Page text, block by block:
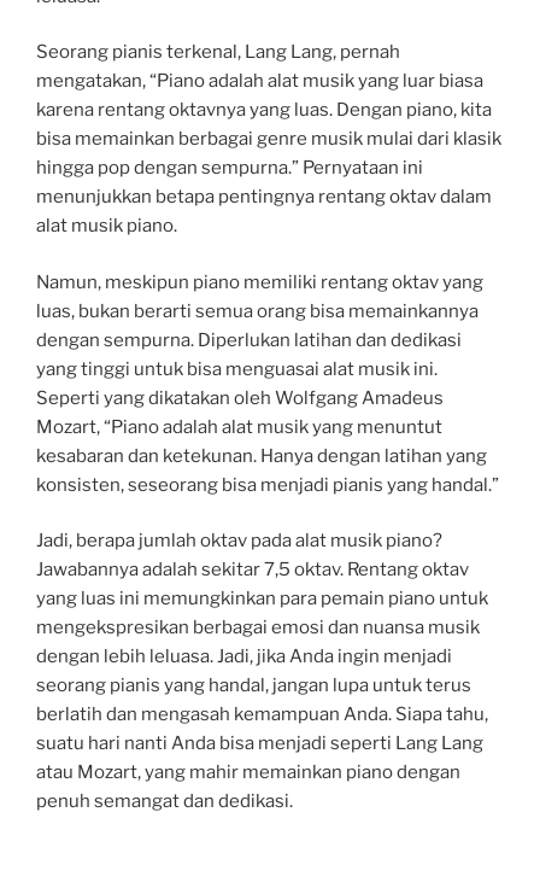
Seorang pianis terkenal, Lang Lang, pernah
mengatakan, “Piano adalah alat musik yang luar biasa
karena rentang oktavnya yang luas. Dengan piano, kita
bisa memainkan berbagai genre musik mulai dari klasik
hingga pop dengan sempurna.” Pernyataan ini
menunjukkan betapa pentingnya rentang oktav dalam
alat musik piano.
Namun, meskipun piano memiliki rentang oktav yang
luas, bukan berarti semua orang bisa memainkannya
dengan sempurna. Diperlukan latihan dan dedikasi
yang tinggi untuk bisa menguasai alat musik ini.
Seperti yang dikatakan oleh Wolfgang Amadeus
Mozart, “Piano adalah alat musik yang menuntut
kesabaran dan ketekunan. Hanya dengan latihan yang
konsisten, seseorang bisa menjadi pianis yang handal.”
Jadi, berapa jumlah oktav pada alat musik piano?
Jawabannya adalah sekitar 7,5 oktav. Rentang oktav
yang luas ini memungkinkan para pemain piano untuk
mengekspresikan berbagai emosi dan nuansa musik
dengan lebih leluasa. Jadi, jika Anda ingin menjadi
seorang pianis yang handal, jangan lupa untuk terus
berlatih dan mengasah kemampuan Anda. Siapa tahu,
suatu hari nanti Anda bisa menjadi seperti Lang Lang
atau Mozart, yang mahir memainkan piano dengan
penuh semangat dan dedikasi.